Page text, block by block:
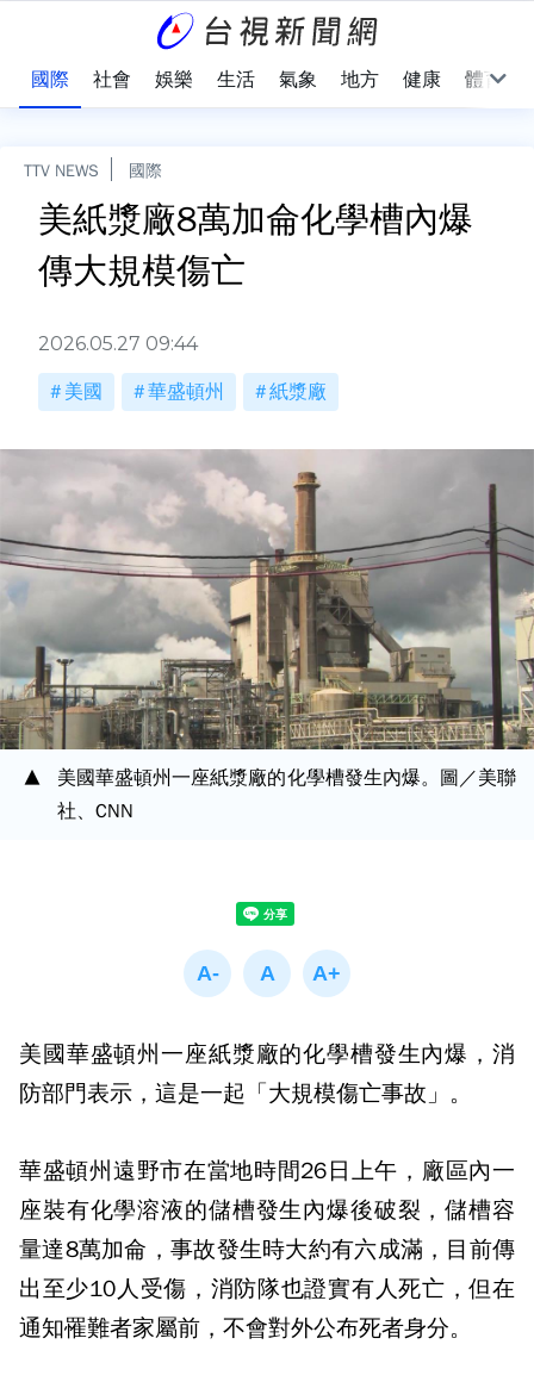
國際 社會 娛樂 生活 氣象 地方 健康 體育
TTV NEWS 國際
美紙漿廠8萬加侖化學槽內爆
傳大規模傷亡
2026.05.27 09:44
美國 華盛頓州 紙漿廠
美國華盛頓州一座紙漿廠的化學槽發生內爆。圖／美聯
社、CNN
美國華盛頓州一座紙漿廠的化學槽發生內爆，消
防部門表示，這是一起「大規模傷亡事故」。
華盛頓州遠野市在當地時間26日上午，廠區內一
座裝有化學溶液的儲槽發生內爆後破裂，儲槽容
量達8萬加侖，事故發生時大約有六成滿，目前傳
出至少10人受傷，消防隊也證實有人死亡，但在
通知罹難者家屬前，不會對外公布死者身分。